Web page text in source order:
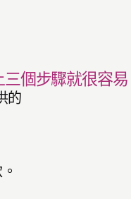
三個步驟就很容
的